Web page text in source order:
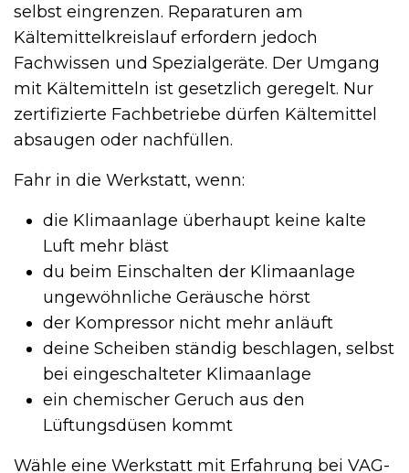
selbst eingrenzen. Reparaturen am
Kältemittelkreislauf erfordern jedoch
Fachwissen und Spezialgeräte. Der Umgang
mit Kältemitteln ist gesetzlich geregelt. Nur
zertifizierte Fachbetriebe dürfen Kältemittel
absaugen oder nachfüllen.
Fahr in die Werkstatt, wenn:
die Klimaanlage überhaupt keine kalte
Luft mehr bläst
du beim Einschalten der Klimaanlage
ungewöhnliche Geräusche hörst
der Kompressor nicht mehr anläuft
deine Scheiben ständig beschlagen, selbst
bei eingeschalteter Klimaanlage
ein chemischer Geruch aus den
Lüftungsdüsen kommt
Wähle eine Werkstatt mit Erfahrung bei VAG-